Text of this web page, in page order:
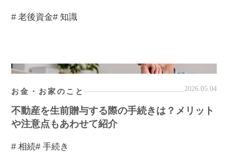
# 老後資金# 知識
お金・お家のこと 2026.05.04
不動産を生前贈与する際の手続きは？メリット
や注意点もあわせて紹介
# 相続# 手続き